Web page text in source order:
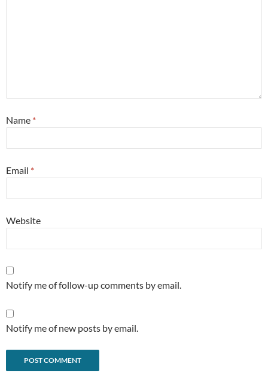
Name *
Email *
Website
Notify me of follow-up comments by email.
Notify me of new posts by email.